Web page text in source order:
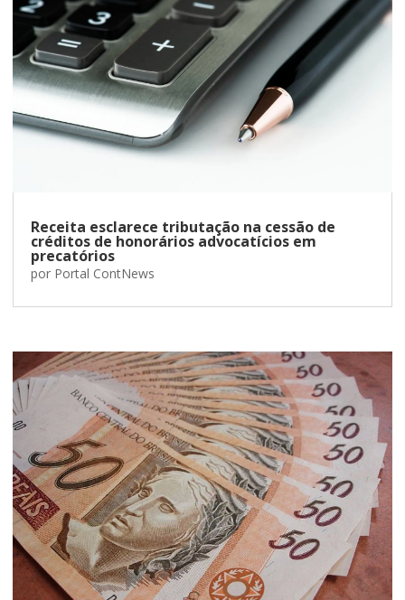
Receita esclarece tributação na cessão de
créditos de honorários advocatícios em
precatórios
por Portal ContNews